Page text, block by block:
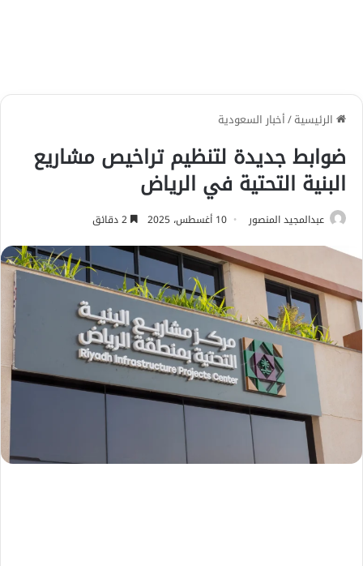
الرئيسية/أخبار السعودية
ضوابط جديدة لتنظيم تراخيص مشاريع
البنية التحتية في الرياض
عبدالمجيد المنصور 10 أغسطس، 2025